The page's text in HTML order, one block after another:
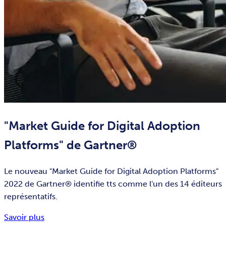
"Market Guide for Digital Adoption
Platforms" de Gartner®
Le nouveau "Market Guide for Digital Adoption Platforms"
2022 de Gartner® identifie tts comme l'un des 14 éditeurs
représentatifs.
Savoir plus